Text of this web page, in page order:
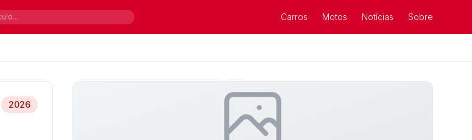
Carros Motos Notícias Sobre
2026